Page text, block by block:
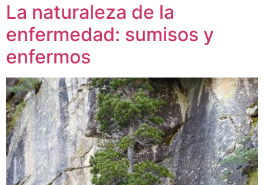
La naturaleza de la
enfermedad: sumisos y
enfermos